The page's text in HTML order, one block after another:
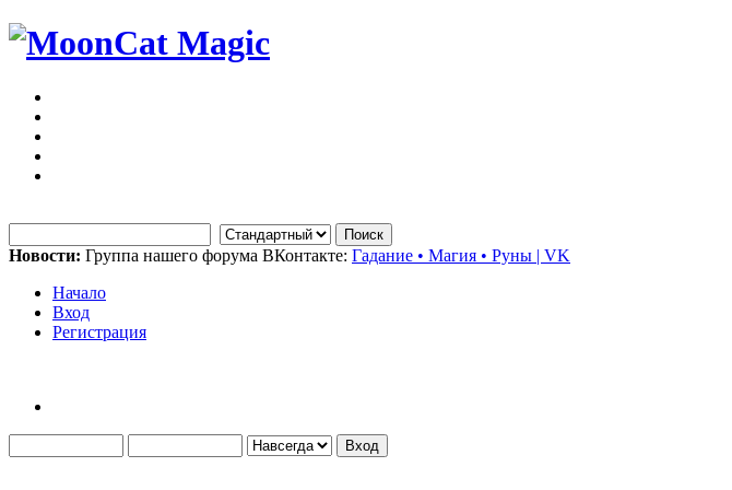
Новости: Группа нашего форума ВКонтакте: Гадание • Магия • Руны | VK
Начало
Вход
Регистрация